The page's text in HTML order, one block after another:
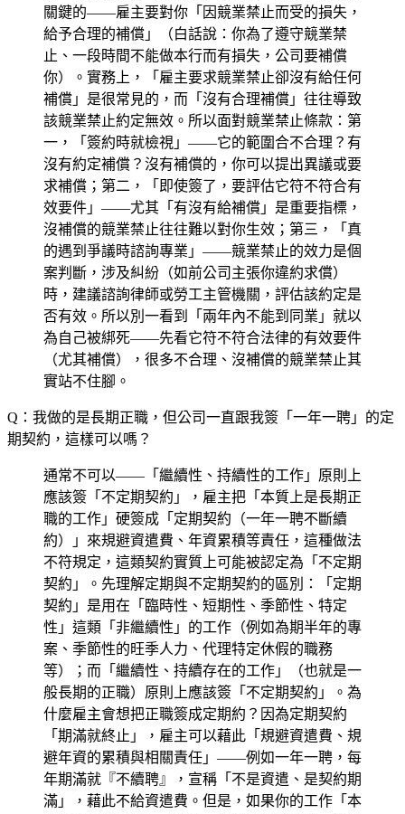
關鍵的——雇主要對你「因競業禁止而受的損失，
給予合理的補償」（白話說：你為了遵守競業禁
止、一段時間不能做本行而有損失，公司要補償
你）。實務上，「雇主要求競業禁止卻沒有給任何
補償」是很常見的，而「沒有合理補償」往往導致
該競業禁止約定無效。所以面對競業禁止條款：第
一，「簽約時就檢視」——它的範圍合不合理？有
沒有約定補償？沒有補償的，你可以提出異議或要
求補償；第二，「即使簽了，要評估它符不符合有
效要件」——尤其「有沒有給補償」是重要指標，
沒補償的競業禁止往往難以對你生效；第三，「真
的遇到爭議時諮詢專業」——競業禁止的效力是個
案判斷，涉及糾紛（如前公司主張你違約求償）
時，建議諮詢律師或勞工主管機關，評估該約定是
否有效。所以別一看到「兩年內不能到同業」就以
為自己被綁死——先看它符不符合法律的有效要件
（尤其補償），很多不合理、沒補償的競業禁止其
實站不住腳。
Q：我做的是長期正職，但公司一直跟我簽「一年一聘」的定
期契約，這樣可以嗎？
通常不可以——「繼續性、持續性的工作」原則上
應該簽「不定期契約」，雇主把「本質上是長期正
職的工作」硬簽成「定期契約（一年一聘不斷續
約）」來規避資遣費、年資累積等責任，這種做法
不符規定，這類契約實質上可能被認定為「不定期
契約」。先理解定期與不定期契約的區別：「定期
契約」是用在「臨時性、短期性、季節性、特定
性」這類「非繼續性」的工作（例如為期半年的專
案、季節性的旺季人力、代理特定休假的職務
等）；而「繼續性、持續存在的工作」（也就是一
般長期的正職）原則上應該簽「不定期契約」。為
什麼雇主會想把正職簽成定期約？因為定期契約
「期滿就終止」，雇主可以藉此「規避資遣費、規
避年資的累積與相關責任」——例如一年一聘，每
年期滿就『不續聘』，宣稱「不是資遣、是契約期
滿」，藉此不給資遣費。但是，如果你的工作「本